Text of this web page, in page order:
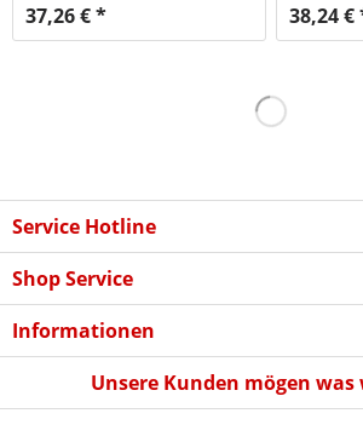
37,26 € * 38,24 €
Service Hotline
Shop Service
Informationen
Unsere Kunden mögen